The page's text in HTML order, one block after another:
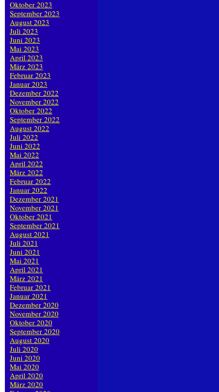
Oktober 2023
September 2023
August 2023
Juli 2023
Juni 2023
Mai 2023
April 2023
März 2023
Februar 2023
Januar 2023
Dezember 2022
November 2022
Oktober 2022
September 2022
August 2022
Juli 2022
Juni 2022
Mai 2022
April 2022
März 2022
Februar 2022
Januar 2022
Dezember 2021
November 2021
Oktober 2021
September 2021
August 2021
Juli 2021
Juni 2021
Mai 2021
April 2021
März 2021
Februar 2021
Januar 2021
Dezember 2020
November 2020
Oktober 2020
September 2020
August 2020
Juli 2020
Juni 2020
Mai 2020
April 2020
März 2020